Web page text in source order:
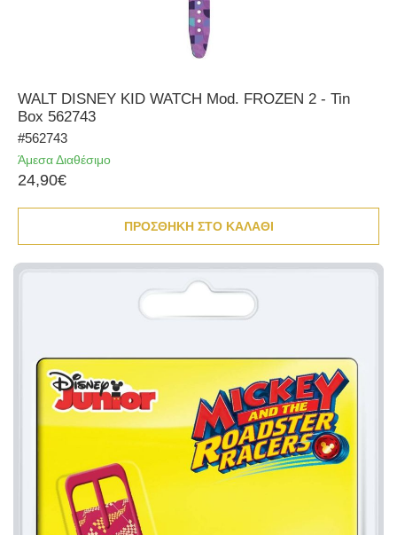
WALT DISNEY KID WATCH Mod. FROZEN 2 - Tin
Box 562743
#562743
Άμεσα Διαθέσιμο
24,90€
ΠΡΟΣΘΗΚΗ ΣΤΟ ΚΑΛΑΘΙ